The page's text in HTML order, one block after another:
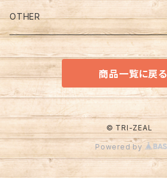
Ivory （アイボリー）
White （ホワイト）
ADVERTISING (アドバタイジング）
CHARACTER （キャラクター）
COLOR （カラー）
ＪＡＤＥ - ＩＴＥ (ジェダイ）
ＯＴＨＥＲ
CUP & SAUCER
ＪＡＤＥ - ＩＴＥ (ジェダイ）
ＷＨＩＴＥ（ホワイト）
ＯＴＨＥＲ
OTHER
キッチン＆テーブルウエア
OTHER
GLASBAKE (グラスベイク)
MACBETH-EVANS (マクベスエバンス)
OTHER
商品一覧に戻る
© TRI-ZEAL
Powered by